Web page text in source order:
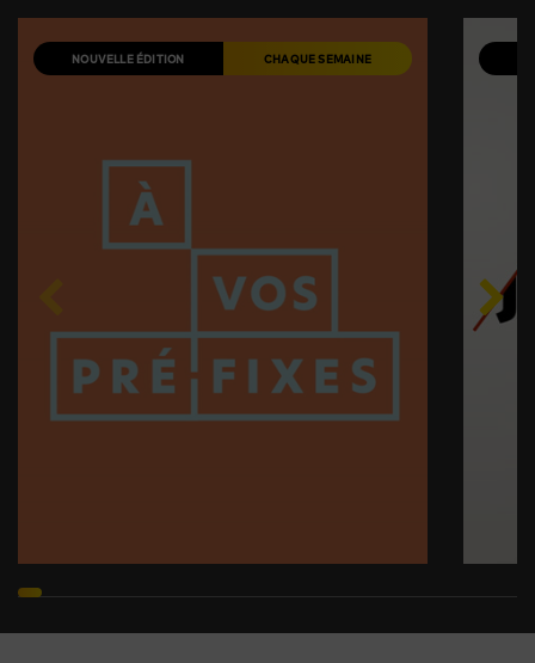
NOUVELLE ÉDITION CHAQUE SEMAINE